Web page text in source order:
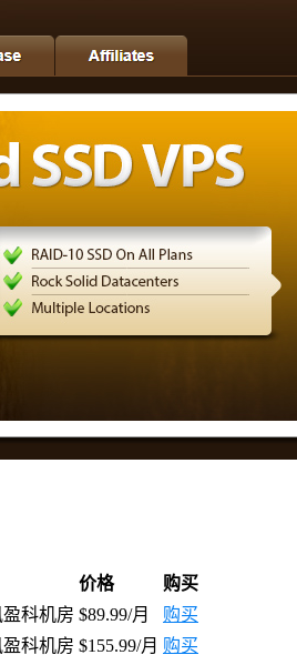
价格
购买
科机房 $89.99/月
购买
科机房 $155.99/月 购买